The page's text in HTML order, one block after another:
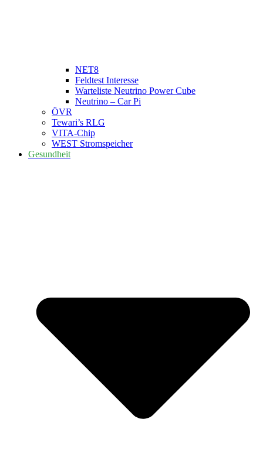
NET8
Feldtest Interesse
Warteliste Neutrino Power Cube
Neutrino – Car Pi
ÖVR
Tewari’s RLG
VITA-Chip
WEST Stromspeicher
Gesundheit